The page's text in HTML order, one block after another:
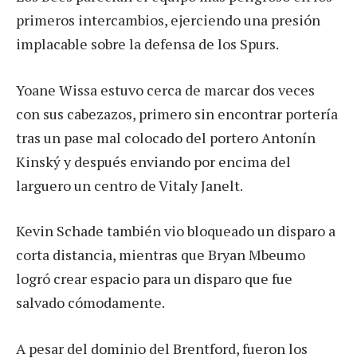
primeros intercambios, ejerciendo una presión
implacable sobre la defensa de los Spurs.
Yoane Wissa estuvo cerca de marcar dos veces
con sus cabezazos, primero sin encontrar portería
tras un pase mal colocado del portero Antonín
Kinský y después enviando por encima del
larguero un centro de Vitaly Janelt.
Kevin Schade también vio bloqueado un disparo a
corta distancia, mientras que Bryan Mbeumo
logró crear espacio para un disparo que fue
salvado cómodamente.
A pesar del dominio del Brentford, fueron los